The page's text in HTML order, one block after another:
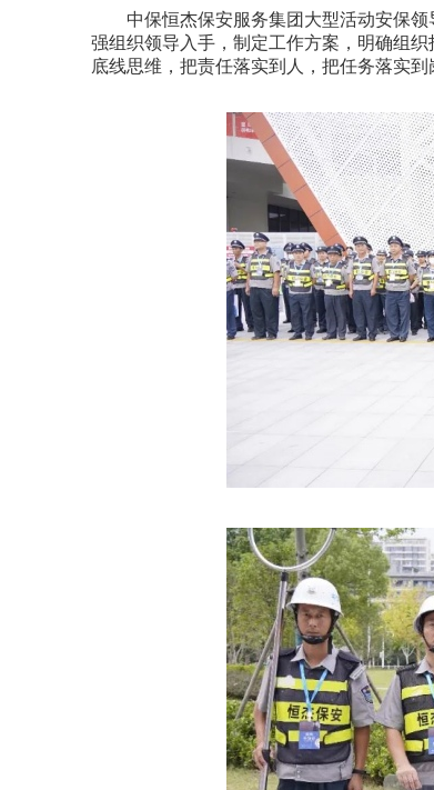
中保恒杰保安服务集团大型活动安保领
强组织领导入手，制定工作方案，明确组
底线思维，把责任落实到人，把任务落实